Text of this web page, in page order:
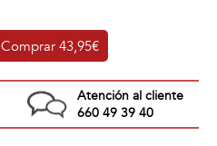
Comprar43,95€
Atención al cliente
660 49 39 40